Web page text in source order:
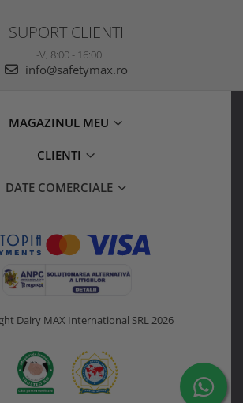
SUPORT CLIENTI
L-V, 8:00 - 16:00
info@safetymax.ro
MAGAZINUL MEU
CLIENTI
DATE COMERCIALE
Dairy MAX International SRL 2026